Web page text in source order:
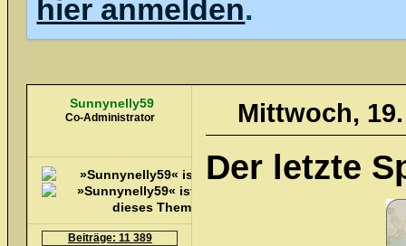
hier anmelden.
Sunnynelly59
Co-Administrator
Beiträge: 11 389
Mittwoch,
Der letzte